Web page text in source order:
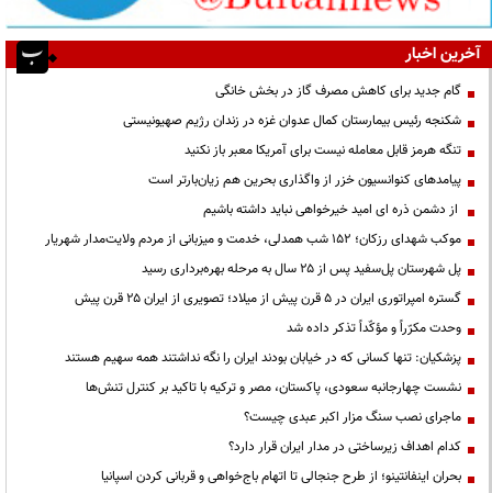
آخرین اخبار
گام جدید برای کاهش مصرف گاز در بخش خانگی
شکنجه رئیس بیمارستان کمال عدوان غزه در زندان رژیم صهیونیستی
تنگه هرمز قابل معامله نیست برای آمریکا معبر باز نکنید
پیامدهای کنوانسیون خزر از واگذاری بحرین هم زیان‌بارتر است
از دشمن ذره ای امید خیرخواهی نباید داشته باشیم
موکب شهدای رزکان؛ ۱۵۲ شب همدلی، خدمت و میزبانی از مردم ولایت‌مدار شهریار
پل شهرستان پل‌سفید پس از ۲۵ سال به مرحله بهره‌برداری رسید
گستره امپراتوری ایران در ۵ قرن پیش از میلاد؛ تصویری از ایران ۲۵ قرن پیش
وحدت مکرّراً و مؤکّداً تذکر داده شد
پزشکیان: تنها کسانی که در خیابان بودند ایران را نگه نداشتند همه سهیم هستند
نشست چهارجانبه سعودی، پاکستان، مصر و ترکیه با تاکید بر کنترل تنش‌ها
ماجرای نصب سنگ مزار اکبر عبدی چیست؟
کدام اهداف زیرساختی در مدار ایران قرار دارد؟
بحران اینفانتینو؛ از طرح جنجالی تا اتهام باج‌خواهی و قربانی کردن اسپانیا